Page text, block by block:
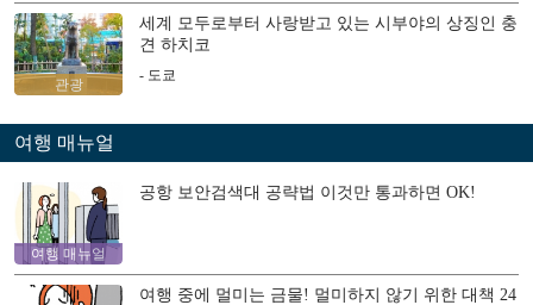
관광
세계 모두로부터 사랑받고 있는 시부야의 상징인 충
견 하치코
- 도쿄
여행 매뉴얼
여행 매뉴얼
공항 보안검색대 공략법 이것만 통과하면 OK!
여행 중에 멀미는 금물! 멀미하지 않기 위한 대책 24